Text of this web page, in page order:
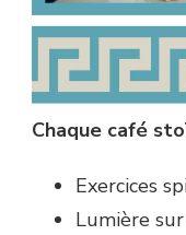
Chaque café
Exercices
Lumière